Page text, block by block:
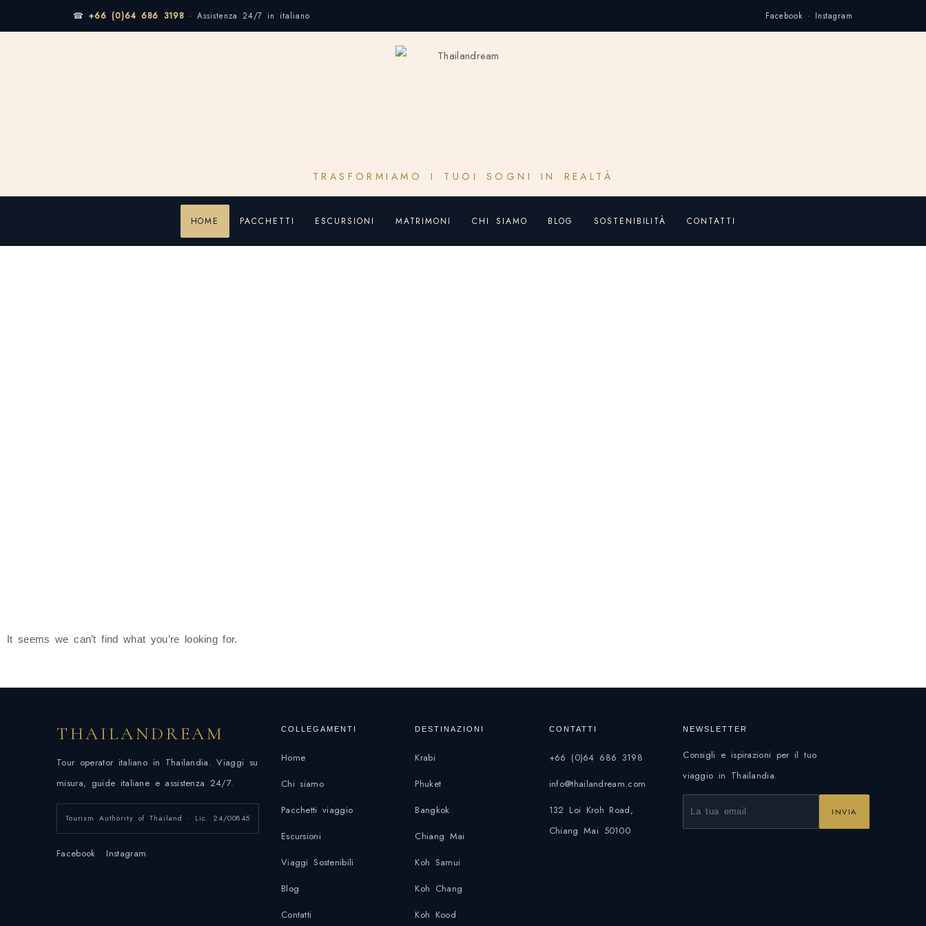
☎+66 (0)64 686 3198 · Assistenza 24/7 in italiano Facebook · Instagram
TRASFORMIAMO I TUOI SOGNI IN REALTÀ
HOME PACCHETTI ESCURSIONI MATRIMONI CHI SIAMO BLOG SOSTENIBILITÀ CONTATTI
It seems we can’t find what you’re looking for.
THAILANDREAM
Tour operator italiano in Thailandia. Viaggi su
misura, guide italiane e assistenza 24/7.
Tourism Authority of Thailand · Lic. 24/00845
Facebook Instagram
COLLEGAMENTI
Home
Chi siamo
Pacchetti viaggio
Escursioni
Viaggi Sostenibili
Blog
Contatti
DESTINAZIONI
Krabi
Phuket
Bangkok
Chiang Mai
Koh Samui
Koh Chang
Koh Kood
CONTATTI
+66 (0)64 686 3198
info@thailandream.com
132 Loi Kroh Road,
Chiang Mai 50100
NEWSLETTER
Consigli e ispirazioni per il tuo
viaggio in Thailandia.
INVIA